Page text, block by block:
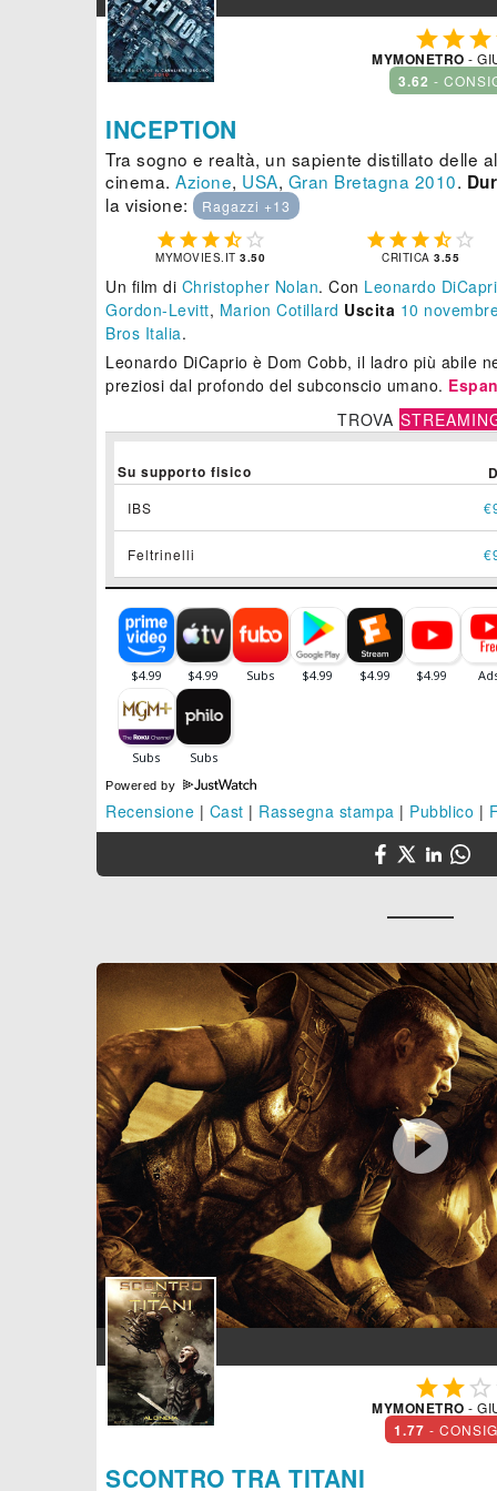

MYMONETRO -
3.62 -
INCEPTION
Tra sogno e realtà, un sapiente distillato delle
cinema. Azione, USA, Gran Bretagna 2010.
la visione:
Ragazzi +13
    
MYMOVIES.IT3.50
    
CRITICA3.55
Un film di Christopher Nolan. Con Leonardo
Gordon-Levitt, Marion Cotillard Uscita 10
Bros Italia.
Leonardo DiCaprio è Dom Cobb, il ladro più abile
preziosi dal profondo del subconscio umano.
TROVA
Su supporto fisico
IBS
Feltrinelli
Powered by
Recensione | Cast | Rassegna stampa | Pubblico |

 
MYMONETRO -
1.77 -
SCONTRO TRA TITANI